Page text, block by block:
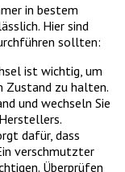
in bestem
Hier sind
sollten:
ist wichtig, um
Zustand zu halten.
und wechseln Sie
dafür, dass
verschmutzter
Überprüfen